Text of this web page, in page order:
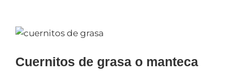
Cuernitos de grasa o manteca